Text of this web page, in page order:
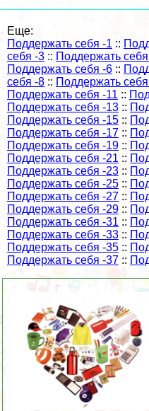
Еще:
Поддержать себя -1 ::
себя -3 :: Поддержать
Поддержать себя -6 ::
себя -8 :: Поддержать
Поддержать себя -11 ::
Поддержать себя -13 ::
Поддержать себя -15 ::
Поддержать себя -17 ::
Поддержать себя -19 ::
Поддержать себя -21 ::
Поддержать себя -23 ::
Поддержать себя -25 ::
Поддержать себя -27 ::
Поддержать себя -29 ::
Поддержать себя -31 ::
Поддержать себя -33 ::
Поддержать себя -35 ::
Поддержать себя -37 ::